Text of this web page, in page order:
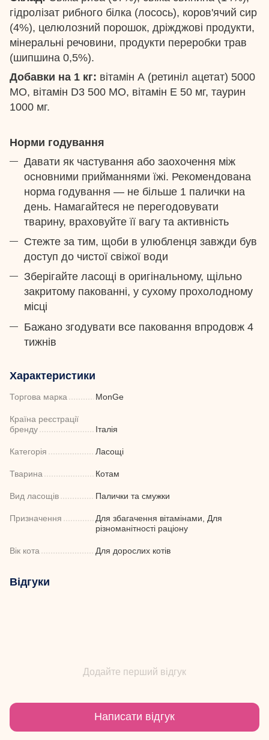
гідролізат рибного білка (лосось), коров'ячий сир
(4%), целюлозний порошок, дріжджові продукти,
мінеральні речовини, продукти переробки трав
(шипшина 0,5%).
Добавки на 1 кг: вітамін А (ретиніл ацетат) 5000
МО, вітамін D3 500 МО, вітамін Е 50 мг, таурин
1000 мг.
Норми годування
Давати як частування або заохочення між
основними прийманнями їжі. Рекомендована
норма годування — не більше 1 палички на
день. Намагайтеся не перегодовувати
тварину, враховуйте її вагу та активність
Стежте за тим, щоби в улюбленця завжди був
доступ до чистої свіжої води
Зберігайте ласощі в оригінальному, щільно
закритому пакованні, у сухому прохолодному
місці
Бажано згодувати все паковання впродовж 4
тижнів
Характеристики
Торгова марка MonGe
Країна реєстрації
бренду
Італія
Категорія Ласощі
Тварина Котам
Вид ласощів Палички та смужки
Призначення
Для збагачення вітамінами, Для
різноманітності раціону
Вік кота Для дорослих котів
Відгуки
Додайте перший відгук
Написати відгук